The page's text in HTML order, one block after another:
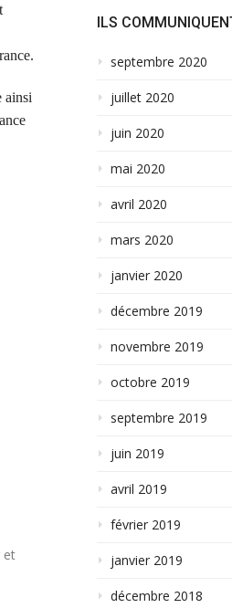
ainsi
et
ILS
septembre 2020
juillet 2020
juin 2020
mai 2020
avril 2020
mars 2020
janvier 2020
décembre 2019
novembre 2019
octobre 2019
septembre 2019
juin 2019
avril 2019
février 2019
janvier 2019
décembre 2018